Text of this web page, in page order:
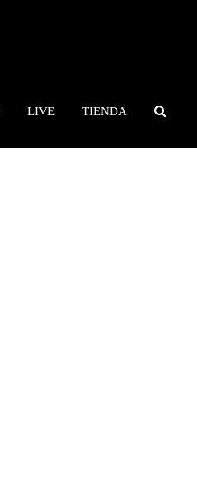
LIVE TIENDA